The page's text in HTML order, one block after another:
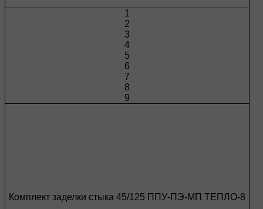
1
2
3
4
5
6
7
8
9
Комплект заделки стыка 45/125 ППУ-ПЭ-МП ТЕПЛО-8